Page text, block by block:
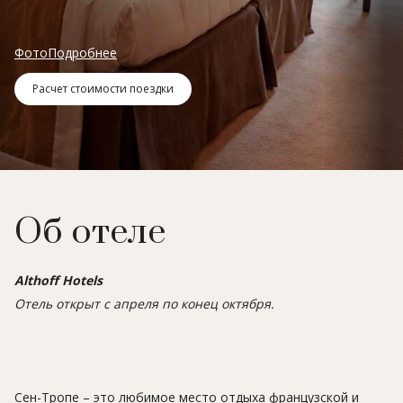
ФотоПодробнее
Расчет стоимости поездки
Об отеле
Althoff Hotels
Отель открыт с апреля по конец октября.
Сен-Тропе – это любимое место отдыха французской и